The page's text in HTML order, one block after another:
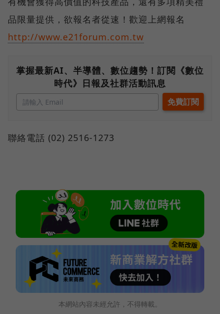
品限量提供，欲報名者從速！歡迎上網報名
http://www.e21forum.com.tw
掌握最新AI、半導體、數位趨勢！訂閱《數位
時代》日報及社群活動訊息
聯絡電話 (02) 2516-1273
本網站內容未經允許，不得轉載。